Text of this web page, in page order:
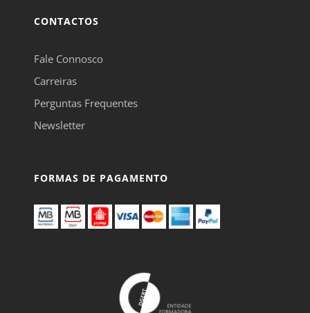
CONTACTOS
Fale Connosco
Carreiras
Perguntas Frequentes
Newsletter
FORMAS DE PAGAMENTO